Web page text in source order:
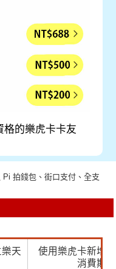
格的樂虎卡卡友
拍錢包、街口支付、全支
天
使用樂虎卡新增
消費期間